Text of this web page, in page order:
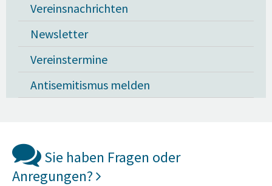
Vereinsnachrichten
Newsletter
Vereinstermine
Antisemitismus melden
Sie haben Fragen oder
Anregungen?